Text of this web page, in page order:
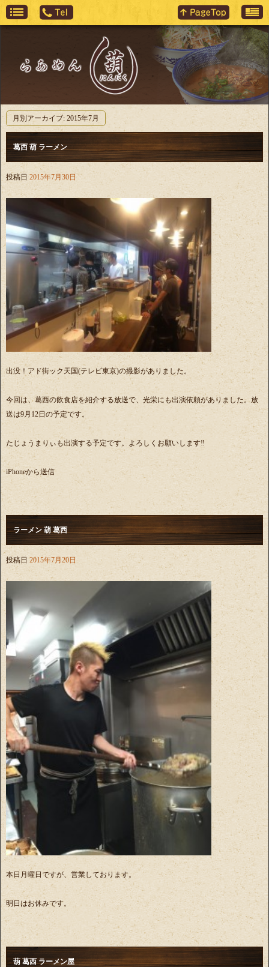
月別アーカイブ: 2015年7月
葛西 葫 ラーメン
投稿日 2015年7月30日
出没！アド街ック天国(テレビ東京)の撮影がありました。
今回は、葛西の飲食店を紹介する放送で、光栄にも出演依頼がありました。放
送は9月12日の予定です。
たじょうまりぃも出演する予定です。よろしくお願いします‼️
iPhoneから送信
ラーメン 葫 葛西
投稿日 2015年7月20日
本日月曜日ですが、営業しております。
明日はお休みです。
葫 葛西 ラーメン屋